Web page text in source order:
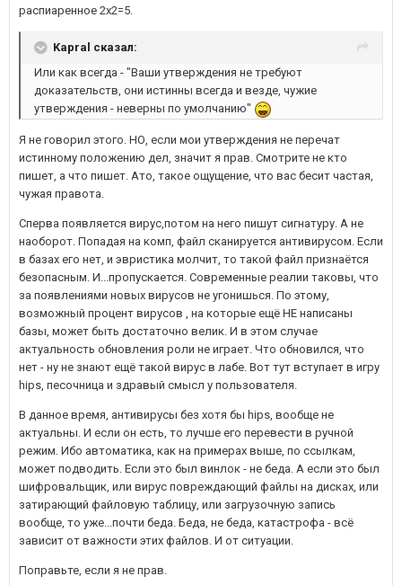
распиаренное 2х2=5.
Kapral сказал:
Или как всегда - "Ваши утверждения не требуют
доказательств, они истинны всегда и везде, чужие
утверждения - неверны по умолчанию"
Я не говорил этого. НО, если мои утверждения не перечат
истинному положению дел, значит я прав. Смотрите не кто
пишет, а что пишет. Ато, такое ощущение, что вас бесит частая,
чужая правота.
Сперва появляется вирус,потом на него пишут сигнатуру. А не
наоборот. Попадая на комп, файл сканируется антивирусом. Если
в базах его нет, и эвристика молчит, то такой файл признаётся
безопасным. И...пропускается. Современные реалии таковы, что
за появлениями новых вирусов не угонишься. По этому,
возможный процент вирусов , на которые ещё НЕ написаны
базы, может быть достаточно велик. И в этом случае
актуальность обновления роли не играет. Что обновился, что
нет - ну не знают ещё такой вирус в лабе. Вот тут вступает в игру
hips, песочница и здравый смысл у пользователя.
В данное время, антивирусы без хотя бы hips, вообще не
актуальны. И если он есть, то лучше его перевести в ручной
режим. Ибо автоматика, как на примерах выше, по ссылкам,
может подводить. Если это был винлок - не беда. А если это был
шифровальщик, или вирус повреждающий файлы на дисках, или
затирающий файловую таблицу, или загрузочную запись
вообще, то уже...почти беда. Беда, не беда, катастрофа - всё
зависит от важности этих файлов. И от ситуации.
Поправьте, если я не прав.